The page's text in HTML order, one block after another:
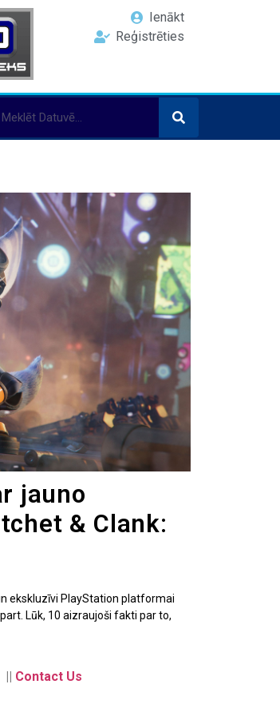
Ienākt
Reģistrēties
jauno
& Clank:
ekskluzīvi PlayStation platformai
Lūk, 10 aizraujoši fakti par to,
|| Contact Us